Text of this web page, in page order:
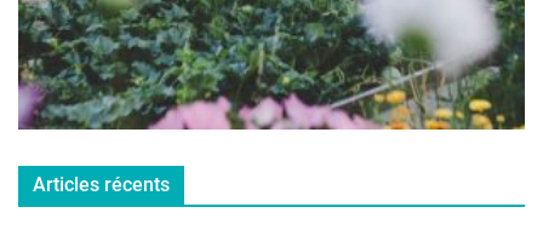
Articles récents